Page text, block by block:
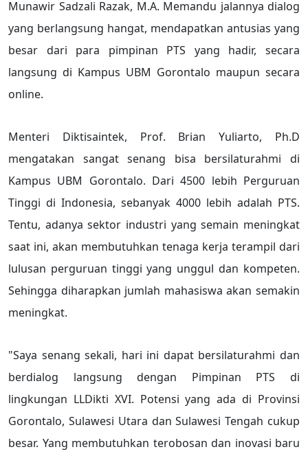
Munawir Sadzali Razak, M.A. Memandu jalannya dialog
yang berlangsung hangat, mendapatkan antusias yang
besar dari para pimpinan PTS yang hadir, secara
langsung di Kampus UBM Gorontalo maupun secara
online.
Menteri Diktisaintek, Prof. Brian Yuliarto, Ph.D
mengatakan sangat senang bisa bersilaturahmi di
Kampus UBM Gorontalo. Dari 4500 lebih Perguruan
Tinggi di Indonesia, sebanyak 4000 lebih adalah PTS.
Tentu, adanya sektor industri yang semain meningkat
saat ini, akan membutuhkan tenaga kerja terampil dari
lulusan perguruan tinggi yang unggul dan kompeten.
Sehingga diharapkan jumlah mahasiswa akan semakin
meningkat.
"Saya senang sekali, hari ini dapat bersilaturahmi dan
berdialog langsung dengan Pimpinan PTS di
lingkungan LLDikti XVI. Potensi yang ada di Provinsi
Gorontalo, Sulawesi Utara dan Sulawesi Tengah cukup
besar. Yang membutuhkan terobosan dan inovasi baru